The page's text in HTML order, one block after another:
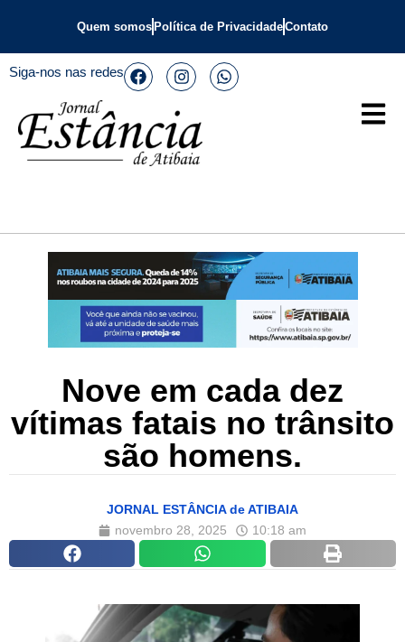
Quem somos Política de PrivacidadeContato
Siga-nos nas redes
Nove em cada dez
vítimas fatais no trânsito
são homens.
JORNAL ESTÂNCIA de ATIBAIA
novembro 28, 2025
10:18 am